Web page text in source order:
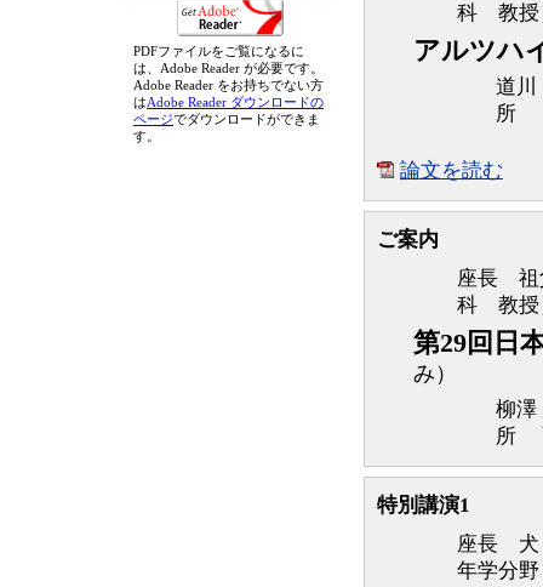
科 教授
アルツハ
道
所
論文を読む
ご案内
座長 祖
科 教授
第29回日
み）
柳澤
所
特別講演1
座長 犬
年学分
PDFファイルをご覧になるに
は、Adobe Reader が必要です。
Adobe Reader をお持ちでない方
はAdobe Reader ダウンロードの
ページでダウンロードができま
す。